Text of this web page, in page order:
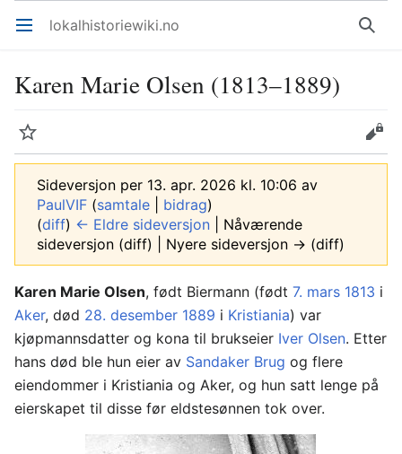
Åpne hovedmenyen lokalhistoriewiki.no Søk
Karen Marie Olsen (1813–1889)
Overvåk Rediger
Sideversjon per 13. apr. 2026 kl. 10:06 av
PaulVIF (samtale bidrag)
(diff) ← Eldre sideversjon | Nåværende
sideversjon (diff) | Nyere sideversjon → (diff)
Karen Marie Olsen, født Biermann (født 7. mars 1813 i
Aker, død 28. desember 1889 i Kristiania) var
kjøpmannsdatter og kona til brukseier Iver Olsen. Etter
hans død ble hun eier av Sandaker Brug og flere
eiendommer i Kristiania og Aker, og hun satt lenge på
eierskapet til disse før eldstesønnen tok over.